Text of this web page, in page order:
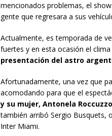
mencionados problemas, el
gente que regresara a sus
Actualmente, es temporada de
fuertes y en esta ocasión el
presentación del astro
Afortunadamente, una vez que
acomodando para que el
y su mujer, Antonela
también arribó Sergio Busquets,
Inter Miami.